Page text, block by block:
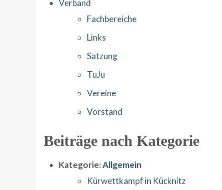
Verband
Fachbereiche
Links
Satzung
TuJu
Vereine
Vorstand
Beiträge nach Kategorie
Kategorie:Allgemein
Kürwettkampf in Kücknitz